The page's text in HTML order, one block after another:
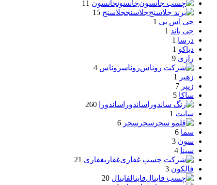
جانسونجانسون 11
جلاسنججلاسنج 15
جی اس بی 1
جی باند 1
درسا 1
دیاکو 1
رازی 9
روناسروناس 4
زهیر
1
زیپر 7
ساکا 5
ساندورا ساندورا
260
سایت 1
سحر سحر 6
سما 6
سون 3
سینا 4
غفاریغفاری 21
فالکون 3
فاینالفاینال 20